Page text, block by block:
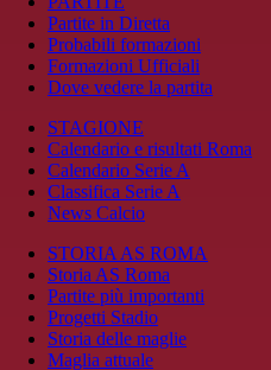
Partite in Diretta
Probabili formazioni
Formazioni Ufficiali
Dove vedere la partita
STAGIONE
Calendario e risultati Roma
Calendario Serie A
Classifica Serie A
News Calcio
STORIA AS ROMA
Storia AS Roma
Partite più importanti
Progetti Stadio
Storia delle maglie
Maglia attuale